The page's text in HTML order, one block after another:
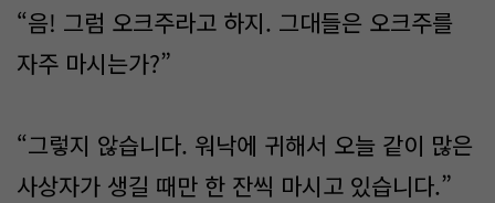
“음! 그럼 오크주라고 하지. 그대들은 오크주를
자주 마시는가?”
“그렇지 않습니다. 워낙에 귀해서 오늘 같이 많은
사상자가 생길 때만 한 잔씩 마시고 있습니다.”